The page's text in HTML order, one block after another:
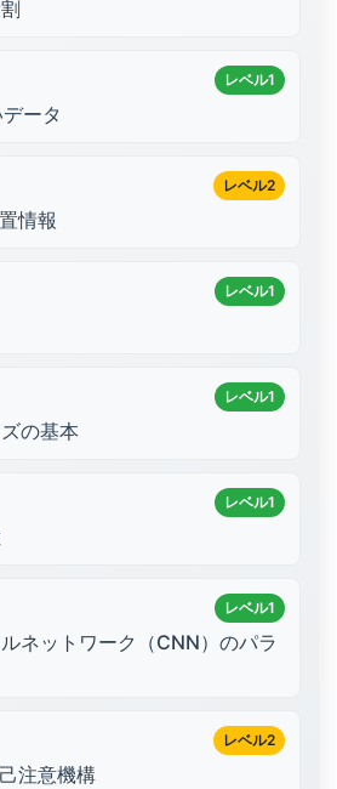
レベル1
ータ
レベル2
情報
レベル1
レベル1
の基本
レベル1
レベル1
ネットワーク（CNN）のパラ
レベル2
注意機構